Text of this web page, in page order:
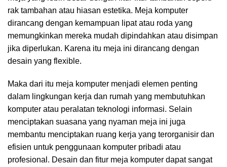
rak tambahan atau hiasan estetika. Meja komputer
dirancang dengan kemampuan lipat atau roda yang
memungkinkan mereka mudah dipindahkan atau disimpan
jika diperlukan. Karena itu meja ini dirancang dengan
desain yang flexible.
Maka dari itu meja komputer menjadi elemen penting
dalam lingkungan kerja dan rumah yang membutuhkan
komputer atau peralatan teknologi informasi. Selain
menciptakan suasana yang nyaman meja ini juga
membantu menciptakan ruang kerja yang terorganisir dan
efisien untuk penggunaan komputer pribadi atau
profesional. Desain dan fitur meja komputer dapat sangat